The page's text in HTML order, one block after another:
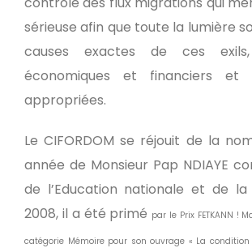
sérieuse afin que toute la lumière
causes exactes de ces
économiques et financiers et
appropriées.
Le CIFORDOM se réjouit de la
année de Monsieur Pap NDIAYE
de l’Education nationale et de la
2008, il a été primé par le Prix FETKANN !
catégorie Mémoire pour son ouvrage « La